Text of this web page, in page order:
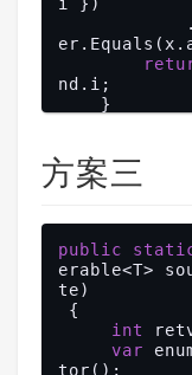
nd.i;
方案三
public
erable<T>
te)
int
var
tor();